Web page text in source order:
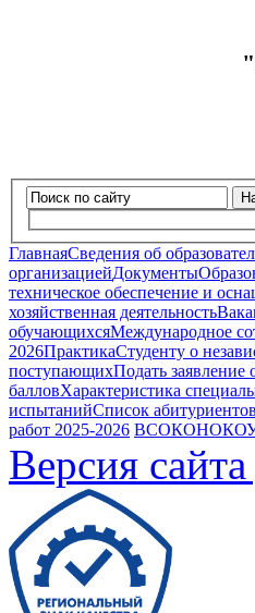
ГлавнаяСведения об
организациейДокументы
техническое обеспечение и
хозяйственная деятельность
обучающихсяМеждународное
2026ПрактикаСтуденту о
поступающихПодать заявление
балловХарактеристика
испытанийСписок
работ 2025-2026 ВСОКО
Версия